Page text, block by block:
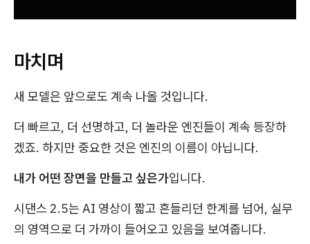
마치며
새 모델은 앞으로도 계속 나올 것입니다.
더 빠르고, 더 선명하고, 더 놀라운 엔진들이 계속 등장하
겠죠. 하지만 중요한 것은 엔진의 이름이 아닙니다.
내가 어떤 장면을 만들고 싶은가입니다.
시댄스 2.5는 AI 영상이 짧고 흔들리던 한계를 넘어, 실무
의 영역으로 더 가까이 들어오고 있음을 보여줍니다.